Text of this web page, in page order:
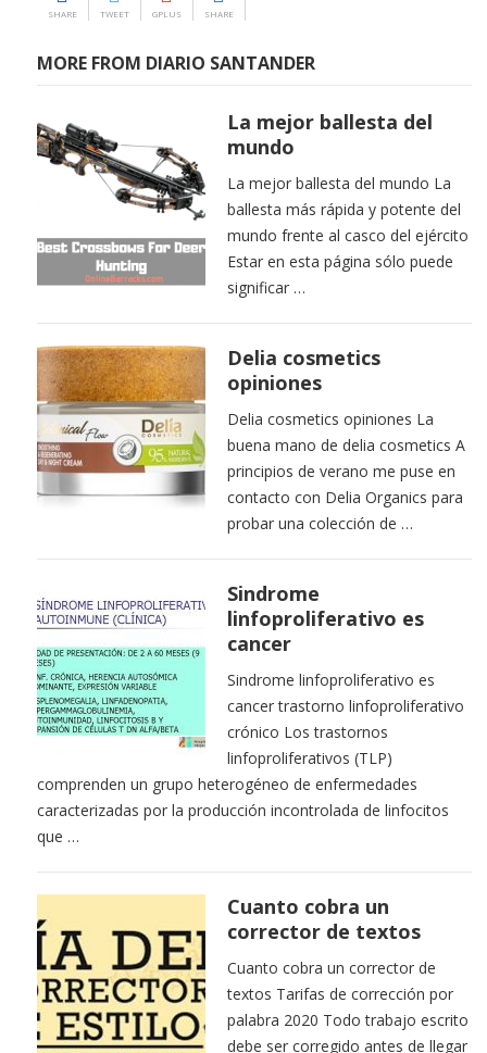
SHARE TWEET GPLUS SHARE
MORE FROM DIARIO SANTANDER
La mejor ballesta del
mundo
La mejor ballesta del mundo La
ballesta más rápida y potente del
mundo frente al casco del ejército
Estar en esta página sólo puede
significar …
Delia cosmetics
opiniones
Delia cosmetics opiniones La
buena mano de delia cosmetics A
principios de verano me puse en
contacto con Delia Organics para
probar una colección de …
Sindrome
linfoproliferativo es
cancer
Sindrome linfoproliferativo es
cancer trastorno linfoproliferativo
crónico Los trastornos
linfoproliferativos (TLP)
comprenden un grupo heterogéneo de enfermedades
caracterizadas por la producción incontrolada de linfocitos
que …
Cuanto cobra un
corrector de textos
Cuanto cobra un corrector de
textos Tarifas de corrección por
palabra 2020 Todo trabajo escrito
debe ser corregido antes de llegar